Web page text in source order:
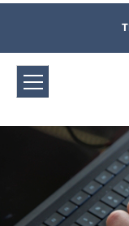
Amtsgericht
Barrierefreiheit
Direkt zum Inhalt
Leichte
und